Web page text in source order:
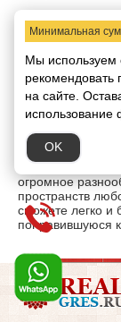
является
Сотрудники
тенденций, так
дополнения или
каждый год.
Итальянская
Ceramica
покупателей,
прекрасным
огромное
пространств
сможете легко и
понравившуюся
Минимальная
Мы используем
рекомендовать
на сайте.
использование
OK